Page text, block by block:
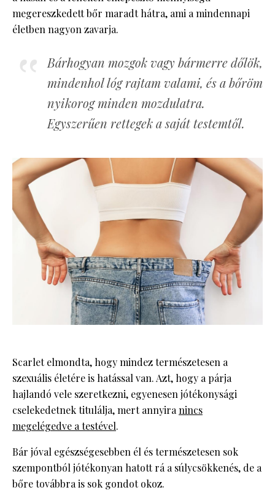
megereszkedett bőr maradt hátra, ami a mindennapi
életben nagyon zavarja.
Bárhogyan mozgok vagy bármerre dőlök,
mindenhol lóg rajtam valami, és a bőröm
nyikorog minden mozdulatra.
Egyszerűen rettegek a saját testemtől.
Scarlet elmondta, hogy mindez természetesen a
szexuális életére is hatással van. Azt, hogy a párja
hajlandó vele szeretkezni, egyenesen jótékonysági
cselekedetnek titulálja, mert annyiranincs
megelégedve a testével.
Bár jóval egészségesebben él és természetesen sok
szempontból jótékonyan hatott rá a súlycsökkenés, de a
bőre továbbra is sok gondot okoz.